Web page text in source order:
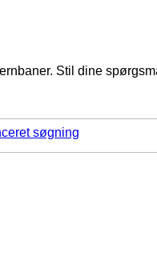
Stil dine
søgning